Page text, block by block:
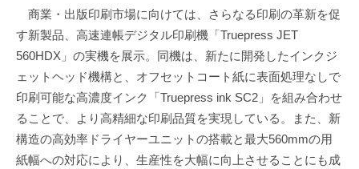
商業・出版印刷市場に向けては、さらなる印刷の革新を促
す新製品、高速連帳デジタル印刷機「Truepress JET
560HDX」の実機を展示。同機は、新たに開発したインクジ
ェットヘッド機構と、オフセットコート紙に表面処理なしで
印刷可能な高濃度インク「Truepress ink SC2」を組み合わせ
ることで、より高精細な印刷品質を実現している。また、新
構造の高効率ドライヤーユニットの搭載と最大560mmの用
紙幅への対応により、生産性を大幅に向上させることにも成